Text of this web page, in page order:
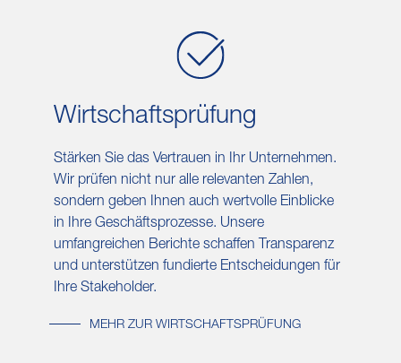
Wirtschafts​prüfung
Stärken Sie das Vertrauen in Ihr Unternehmen.
Wir prüfen nicht nur alle relevanten Zahlen,
sondern geben Ihnen auch wertvolle Einblicke
in Ihre Geschäftsprozesse. Unsere
umfangreichen Berichte schaffen Transparenz
und unterstützen fundierte Entscheidungen für
Ihre Stakeholder.
MEHR ZUR WIRTSCHAFTSPRÜFUNG